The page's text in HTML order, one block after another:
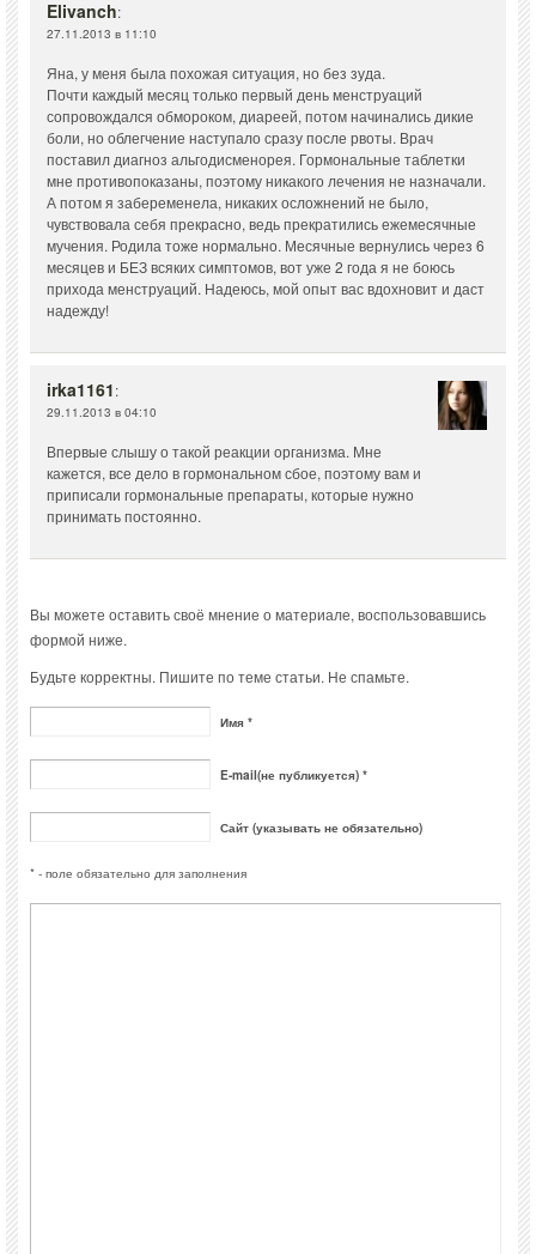
Elivanch:
27.11.2013 в 11:10
Яна, у меня была похожая ситуация, но без зуда.
Почти каждый месяц только первый день менструаций
сопровождался обмороком, диареей, потом начинались дикие
боли, но облегчение наступало сразу после рвоты. Врач
поставил диагноз альгодисменорея. Гормональные таблетки
мне противопоказаны, поэтому никакого лечения не назначали.
А потом я забеременела, никаких осложнений не было,
чувствовала себя прекрасно, ведь прекратились ежемесячные
мучения. Родила тоже нормально. Месячные вернулись через 6
месяцев и БЕЗ всяких симптомов, вот уже 2 года я не боюсь
прихода менструаций. Надеюсь, мой опыт вас вдохновит и даст
надежду!
irka1161:
29.11.2013 в 04:10
Впервые слышу о такой реакции организма. Мне
кажется, все дело в гормональном сбое, поэтому вам и
приписали гормональные препараты, которые нужно
принимать постоянно.
Вы можете оставить своё мнение о материале, воспользовавшись
формой ниже.
Будьте корректны. Пишите по теме статьи. Не спамьте.
Имя *
E-mail(не публикуется) *
Сайт (указывать не обязательно)
* - поле обязательно для заполнения